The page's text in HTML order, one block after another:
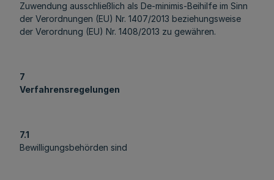
Zuwendung ausschließlich als De-minimis-Beihilfe im Sinn
der Verordnungen (EU) Nr. 1407/2013 beziehungsweise
der Verordnung (EU) Nr. 1408/2013 zu gewähren.
7
Verfahrensregelungen
7.1
Bewilligungsbehörden sind